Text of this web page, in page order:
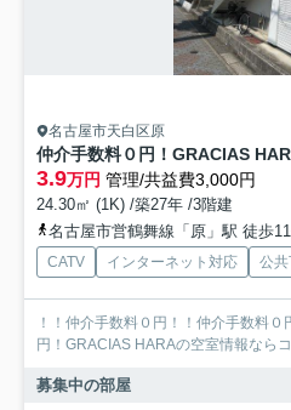
名古屋市天白区原
仲介手数料０円！GRACIAS
3.9万円 管理/共益費3,000円
24.30㎡ (1K) /築27年 /3階建
名古屋市営鶴舞線「原」駅 徒歩
CATV インターネット対応 公
！！仲介手数料０円！！仲介手数料
円！GRACIAS HARAの空室情報なら
募集中の部屋